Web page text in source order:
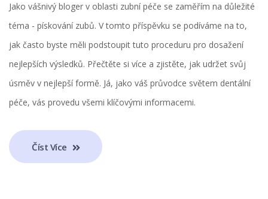
Jako vášnivý bloger v oblasti zubní péče se zaměřím na důležité
téma - pískování zubů. V tomto příspěvku se podíváme na to,
jak často byste měli podstoupit tuto proceduru pro dosažení
nejlepších výsledků. Přečtěte si více a zjistěte, jak udržet svůj
úsměv v nejlepší formě. Já, jako váš průvodce světem dentální
péče, vás provedu všemi klíčovými informacemi.
Číst Více